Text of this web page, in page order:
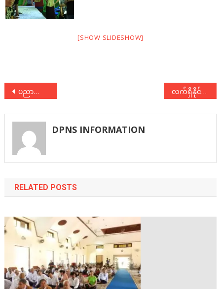
[SHOW SLIDESHOW]
Post
navigation
ပညာရေးစနစ်ပြုပြင်ပြောင်းလဲရေး နိုင်ငံလုံးဆိုင်ရာကွန်ရက် (NNER) ၆လပတ်အစည်းအဝေး ပထမနေ့သို့တက်ရောက် လက်ရှိနိုင်ငံရေးအခြေအနေဆိုင်ရာ ညှိနှိုင်းဆွေးနွေးပွဲ(ဒုတိယအကြိမ်) ပထမနေ့
DPNS INFORMATION
RELATED POSTS